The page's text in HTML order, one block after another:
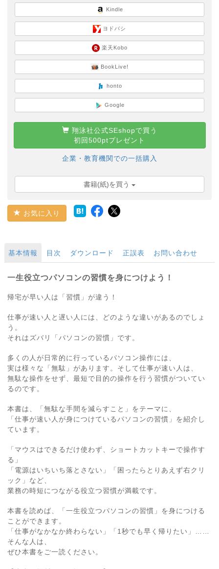
Kindle
ヨドバシ
楽天Kobo
BookLive!
honto
Google
翔泳社公式SEshopで買う
初回500ptプレゼント
企業・教育機関での一括購入
書籍(紙)を買う
お気に入り
基本情報 目次 ダウンロード 正誤表 お問い合わせ
一生役立つパソコンの習慣を身につけよう！
帰宅が早い人は「習慣」が違う！
仕事が速い人と遅い人には、どのような違いがあるのでしょ
う。
それはズバリ「パソコンの習慣」です。
多くの人が日常的に行っているパソコン操作には、
実は様々な「無駄」があります。そして仕事が速い人は、
無駄な操作をせず、最短で目的の操作を行う習慣がついてい
るのです。
本書は、「無駄な手間を減らすこと」をテーマに、
「仕事が速い人が身につけているパソコンの習慣」を紹介し
ています。
「マウスはできるだけ使わず、ショートカットキーで操作す
る」
「電源はいちいち落とさない」「困ったらとりあえず右クリ
ック」など、
業務の時短につながる役立つ習慣が満載です。
本書を読めば、「一生役立つパソコンの習慣」を身につける
ことができます。
「仕事がなかなか終わらない」「1秒でも早く帰りたい」……
そんな人は、
ぜひ本書をご一読ください。